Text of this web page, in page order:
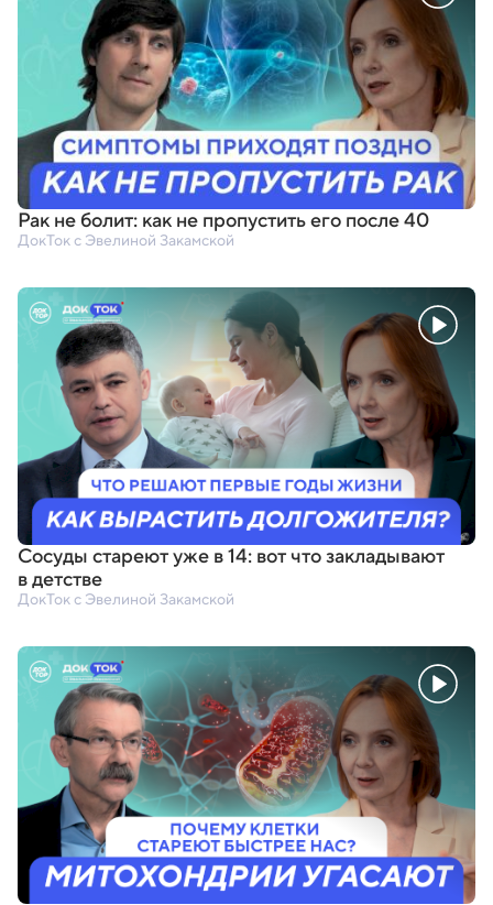
Рак не болит: как не пропустить его после 40
ДокТок с Эвелиной Закамской
Сосуды стареют уже в 14: вот что закладывают
в детстве
ДокТок с Эвелиной Закамской